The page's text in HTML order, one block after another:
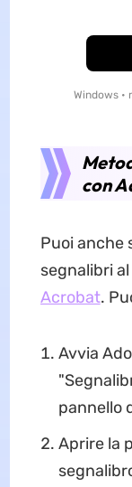
Windows •
con
Puoi anche
segnalibri
Acrobat.
Avvia
pannello
Aprire la